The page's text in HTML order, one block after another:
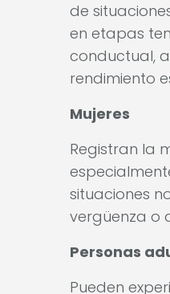
de
en etapas
conductual,
rendimiento
Mujeres
Registran la
situaciones
vergüenza o
Personas
Pueden